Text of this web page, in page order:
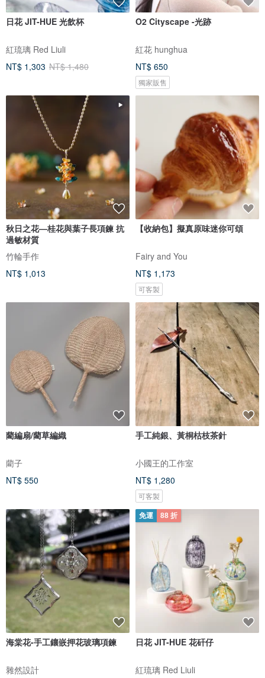
日花 JIT-HUE 光飲杯
紅琉璃 Red Liuli
NT$ 1,303 NT$ 1,480
O2 Cityscape -光跡
紅花 hunghua
NT$ 650
獨家販售
秋日之花—桂花與葉子長項鍊 抗
過敏材質
竹輪手作
NT$ 1,013
【收納包】擬真原味迷你可頌
Fairy and You
NT$ 1,173
可客製
藺編扇/藺草編織
藺子
NT$ 550
手工純銀、黃桐枯枝茶針
小國王的工作室
NT$ 1,280
可客製
海棠花-手工鑲嵌押花玻璃項鍊
雜然設計
免運 88 折
日花 JIT-HUE 花矸仔
紅琉璃 Red Liuli